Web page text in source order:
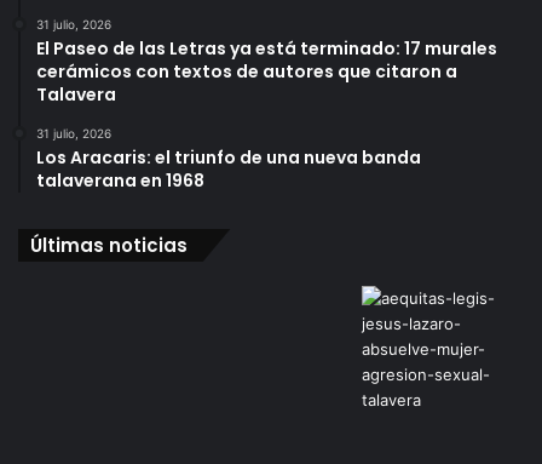
31 julio, 2026
El Paseo de las Letras ya está terminado: 17 murales
cerámicos con textos de autores que citaron a
Talavera
31 julio, 2026
Los Aracaris: el triunfo de una nueva banda
talaverana en 1968
Últimas noticias